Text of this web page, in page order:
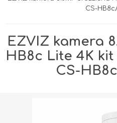
CS-
EZVIZ kamera
HB8c Lite 4K
CS-